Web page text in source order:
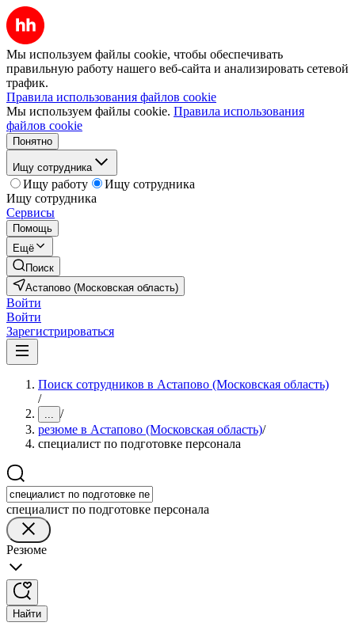
Мы используем файлы cookie, чтобы обеспечивать
правильную работу нашего веб-сайта и анализировать сетевой
трафик.
Правила использования файлов cookie
Мы используем файлы cookie. Правила использования
файлов cookie
Понятно
Ищу сотрудника
Ищу работу
Ищу сотрудника
Ищу сотрудника
Сервисы
Помощь
Ещё
Поиск
Астапово (Московская область)
Войти
Войти
Зарегистрироваться
Поиск сотрудников в Астапово (Московская область)
/
... /
резюме в Астапово (Московская область)/
специалист по подготовке персонала
специалист по подготовке персонала
Резюме
Найти